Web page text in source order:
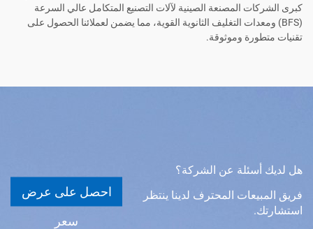
كبرى الشركات المصنعة الصينية لآلات التصنيع المتكامل عالي السرعة
(BFS) ومعدات التغليف الثانوية القوية، مما يضمن لعملائنا الحصول على
تقنيات متطورة وموثوقة.
هل لديك أسئلة عن الشركة؟
فريق المبيعات المحترف لدينا ينتظر
استشارتك.
احصل على عرض
سعر